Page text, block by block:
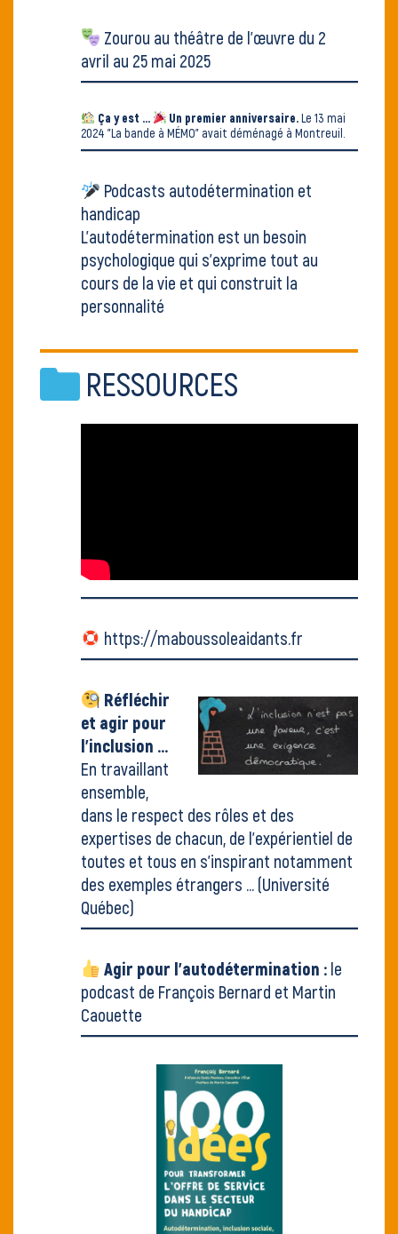
Zourou au théâtre de l'œuvre du 2
avril au 25 mai 2025
Ça y est ... Un premier anniversaire.Le 13 mai
2024 "La bande à MÉMO" avait déménagé à Montreuil.
Podcasts autodétermination et
handicap
L’autodétermination est un besoin
psychologique qui s’exprime tout au
cours de la vie et qui construit la
personnalité
RESSOURCES
https://maboussoleaidants.fr
Réfléchir
et agir pour
l'inclusion ...
En travaillant
ensemble,
dans le respect des rôles et des
expertises de chacun, de l'expérientiel de
toutes et tous en s'inspirant notamment
des exemples étrangers ... (Université
Québec)
Agir pour l'autodétermination : le
podcast de François Bernard et Martin
Caouette